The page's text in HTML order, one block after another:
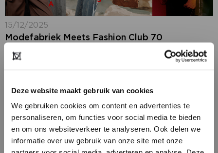
Deze website maakt gebruik van cookies
We gebruiken cookies om content en advertenties te
personaliseren, om functies voor social media te bieden
en om ons websiteverkeer te analyseren. Ook delen we
informatie over uw gebruik van onze site met onze
15/12/2025
Modefabriek Meets Fashion Club 70
In onze serie Modefabriek Meets blikken we alvast
vooruit naar komende editie met een aantal bekende